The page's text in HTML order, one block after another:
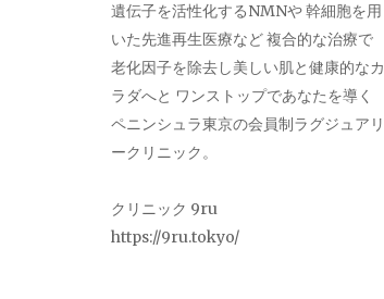
遺伝子を活性化するNMNや 幹細胞を用
いた先進再生医療など 複合的な治療で
老化因子を除去し美しい肌と健康的なカ
ラダへと ワンストップであなたを導く
ペニンシュラ東京の会員制ラグジュアリ
ークリニック。
クリニック 9ru
https://9ru.tokyo/